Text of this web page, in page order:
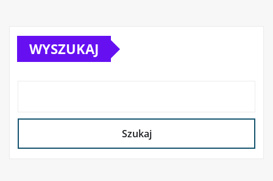
WYSZUKAJ
Szukaj